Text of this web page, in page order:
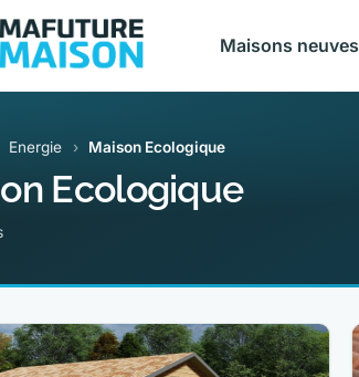
Maisons neuves
Energie › Maison Ecologique
Ecologique